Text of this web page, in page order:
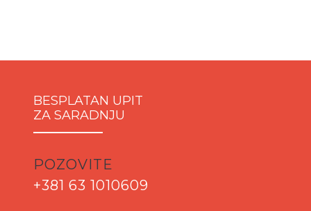
BESPLATAN UPIT
ZA SARADNJU
POZOVITE
+381 63 1010609